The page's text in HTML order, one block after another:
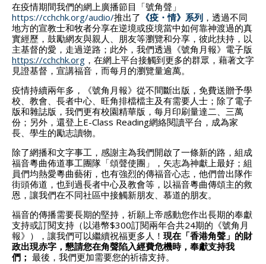
在疫情期間我們的網上廣播節目「號角聲」
https://cchchk.org/audio/推出了 《疫・情》系列 ，透過不同
地方的宣教士和牧者分享在逆境或疫境當中如何靠神渡過的真
實經歷，鼓勵網友與親人、朋友等瀏覽和分享，彼此扶持，以
主基督的愛，走過逆路；此外，我們透過《號角月報》電子版
https://cchchk.org ，在網上平台接觸到更多的群眾，藉著文字
見證基督，宣講福音，而每月的瀏覽量逾萬。
疫情持續兩年多，《號角月報》從不間斷出版，免費送贈予學
校、教會、長者中心、旺角排檔檔主及有需要人士；除了電子
版和雜誌版，我們更有校園精華版，每月印刷量達二、三萬
份；另外，還登上E-Class Reading網絡閱讀平台，成為家
長、學生的勵志讀物。
除了網播和文字事工，感謝主為我們開啟了一條新的路，組成
福音粵曲佈道事工團隊「頌聲使團」，矢志為神獻上最好；組
員們均熱愛粵曲藝術，也有強烈的傳福音心志，他們曾出隊作
街頭佈道，也到過長者中心及教會等，以福音粵曲傳頌主的救
恩，讓我們在不同社區中接觸新朋友、慕道的朋友。
福音的傳播需要長期的堅持，祈願上帝感動您作出長期的奉獻
支持或訂閱支持（以港幣$300訂閱兩年合共24期的《號角月
報》），讓我們可以繼續祝福更多人！ 現在 「香港角聲」 的財
政出現赤字，懇請您在角聲陷入經費危機時，奉獻支持我
們 ； 最後，我們更加需要您的祈禱支持。